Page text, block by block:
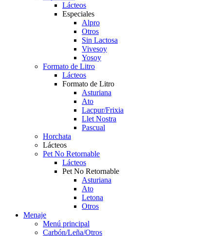
Lácteos
Especiales
Alpro
Otros
Sin Lactosa
Vivesoy
Yosoy
Formato de Litro
Lácteos
Formato de Litro
Asturiana
Ato
Lacpur/Frixia
Llet Nostra
Pascual
Horchata
Lácteos
Pet No Retornable
Lácteos
Pet No Retornable
Asturiana
Ato
Letona
Otros
Menaje
Menú principal
Carbón/Leña/Otros